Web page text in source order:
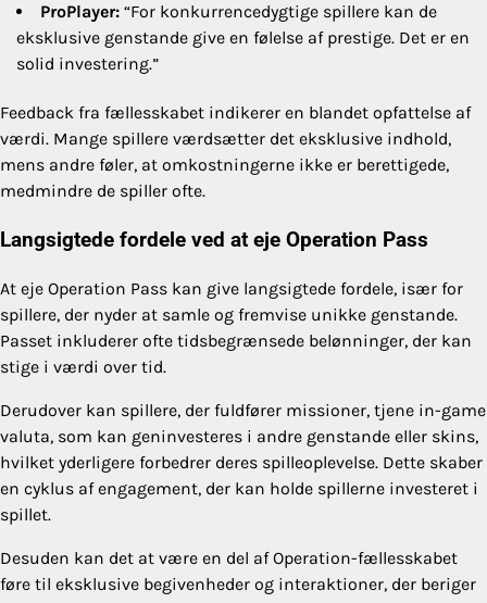
ProPlayer: “For konkurrencedygtige spillere kan de
eksklusive genstande give en følelse af prestige. Det er en
solid investering.”
Feedback fra fællesskabet indikerer en blandet opfattelse af
værdi. Mange spillere værdsætter det eksklusive indhold,
mens andre føler, at omkostningerne ikke er berettigede,
medmindre de spiller ofte.
Langsigtede fordele ved at eje Operation Pass
At eje Operation Pass kan give langsigtede fordele, især for
spillere, der nyder at samle og fremvise unikke genstande.
Passet inkluderer ofte tidsbegrænsede belønninger, der kan
stige i værdi over tid.
Derudover kan spillere, der fuldfører missioner, tjene in-game
valuta, som kan geninvesteres i andre genstande eller skins,
hvilket yderligere forbedrer deres spilleoplevelse. Dette skaber
en cyklus af engagement, der kan holde spillerne investeret i
spillet.
Desuden kan det at være en del af Operation-fællesskabet
føre til eksklusive begivenheder og interaktioner, der beriger